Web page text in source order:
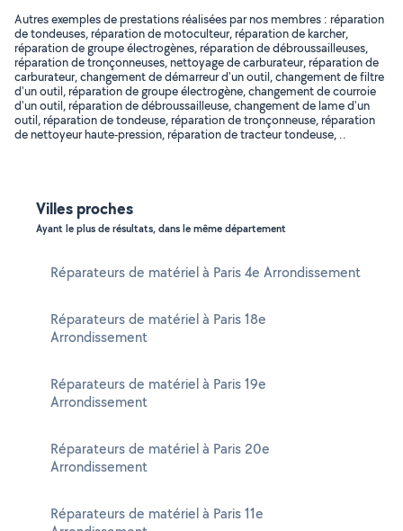
Autres exemples de prestations réalisées par nos membres : réparation
de tondeuses, réparation de motoculteur, réparation de karcher,
réparation de groupe électrogènes, réparation de débroussailleuses,
réparation de tronçonneuses, nettoyage de carburateur, réparation de
carburateur, changement de démarreur d'un outil, changement de filtre
d'un outil, réparation de groupe électrogène, changement de courroie
d'un outil, réparation de débroussailleuse, changement de lame d'un
outil, réparation de tondeuse, réparation de tronçonneuse, réparation
de nettoyeur haute-pression, réparation de tracteur tondeuse, ..
Villes proches
Ayant le plus de résultats, dans le même département
Réparateurs de matériel à Paris 4e Arrondissement
Réparateurs de matériel à Paris 18e
Arrondissement
Réparateurs de matériel à Paris 19e
Arrondissement
Réparateurs de matériel à Paris 20e
Arrondissement
Réparateurs de matériel à Paris 11e